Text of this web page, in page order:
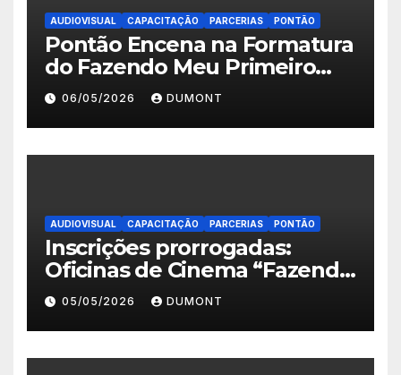
AUDIOVISUAL CAPACITAÇÃO PARCERIAS PONTÃO
Pontão Encena na Formatura
do Fazendo Meu Primeiro
Filme no Degase Belford
Roxo e reforça as inscrições
abertas em Nova Iguaçu
06/05/2026 DUMONT
AUDIOVISUAL CAPACITAÇÃO PARCERIAS PONTÃO
Inscrições prorrogadas:
Oficinas de Cinema “Fazendo
Meu Primeiro Filme” em
Nova Iguaçu seguem abertas
até 11 de maio
05/05/2026 DUMONT